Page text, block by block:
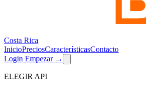
Costa Rica
InicioPreciosCaracterísticasContacto
Login Empezar →
ELEGIR API